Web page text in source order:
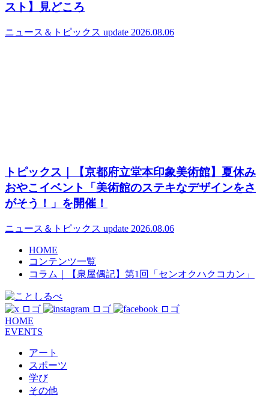
スト】見どころ
ニュース＆トピックス update 2026.08.06
トピックス｜【京都府立堂本印象美術館】夏休み
おやこイベント「美術館のステキなデザインをさ
がそう！」を開催！
ニュース＆トピックス update 2026.08.06
HOME
コンテンツ一覧
コラム｜【泉屋偶記】第1回「センオクハクコカン」
HOME
EVENTS
アート
スポーツ
学び
その他